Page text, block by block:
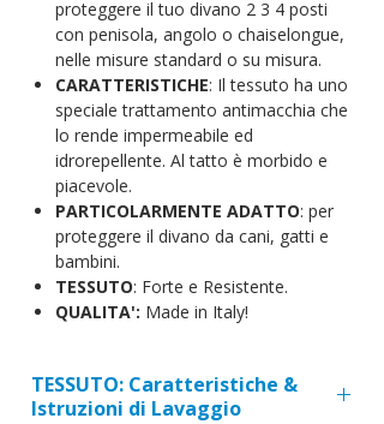
proteggere il tuo divano 2 3 4 posti
con penisola, angolo o chaiselongue,
nelle misure standard o su misura.
CARATTERISTICHE: Il tessuto ha uno
speciale trattamento antimacchia che
lo rende impermeabile ed
idrorepellente. Al tatto è morbido e
piacevole.
PARTICOLARMENTE ADATTO: per
proteggere il divano da cani, gatti e
bambini.
TESSUTO: Forte e Resistente.
QUALITA': Made in Italy!
TESSUTO: Caratteristiche &
Istruzioni di Lavaggio